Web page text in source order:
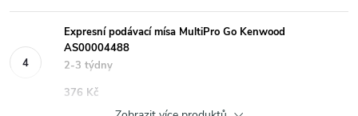
Expresní podávací mísa MultiPro Go Kenwood
AS00004488
2-3 týdny
376 Kč